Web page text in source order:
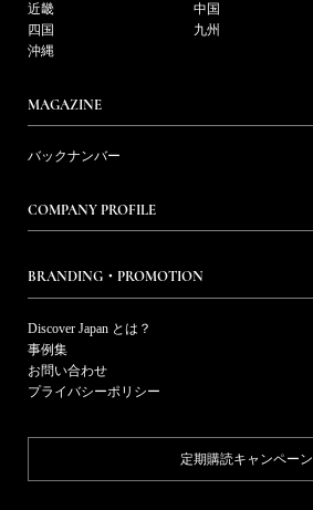
近畿
中国
四国
九州
沖縄
MAGAZINE
バックナンバー
COMPANY PROFILE
BRANDING・PROMOTION
Discover Japan とは？
事例集
お問い合わせ
プライバシーポリシー
定期購読キャンペーン